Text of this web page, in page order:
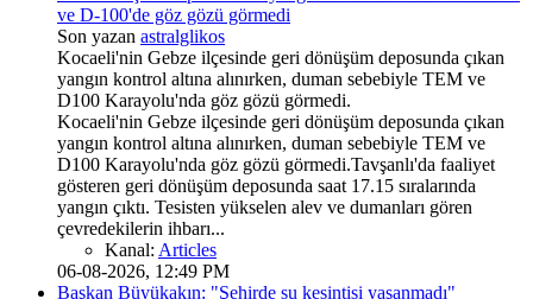
ve D-100'de göz gözü görmedi
Son yazan astralglikos
Kocaeli'nin Gebze ilçesinde geri dönüşüm deposunda çıkan
yangın kontrol altına alınırken, duman sebebiyle TEM ve
D100 Karayolu'nda göz gözü görmedi.
Kocaeli'nin Gebze ilçesinde geri dönüşüm deposunda çıkan
yangın kontrol altına alınırken, duman sebebiyle TEM ve
D100 Karayolu'nda göz gözü görmedi.Tavşanlı'da faaliyet
gösteren geri dönüşüm deposunda saat 17.15 sıralarında
yangın çıktı. Tesisten yükselen alev ve dumanları gören
çevredekilerin ihbarı...
Kanal: Articles
06-08-2026, 12:49 PM
Başkan Büyükakın: "Şehirde su kesintisi yaşanmadı"